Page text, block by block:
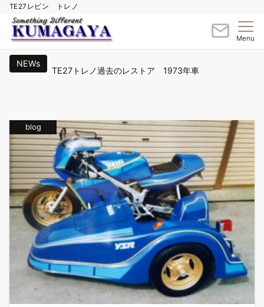
TE27レビン トレノ
Menu
NEWs
サイドカーレストア＆Newペイント完成
TE27レビン・トレノ クラブミーティング2024
TE27トレノ前期型レストア
blog